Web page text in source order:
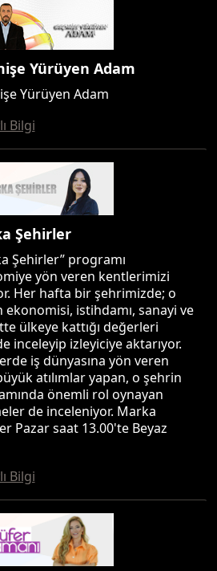
Yürüyen Adam
Yürüyen Adam
Bilgi
Şehirler
Şehirler” programı
yön veren kentlerimizi
Her hafta bir şehrimizde; o
ekonomisi, istihdamı, sanayi ve
ülkeye kattığı değerleri
inceleyip izleyiciye aktarıyor.
iş dünyasına yön veren
atılımlar yapan, o şehrin
önemli rol oynayan
de inceleniyor. Marka
Pazar saat 13.00'te Beyaz
Bilgi